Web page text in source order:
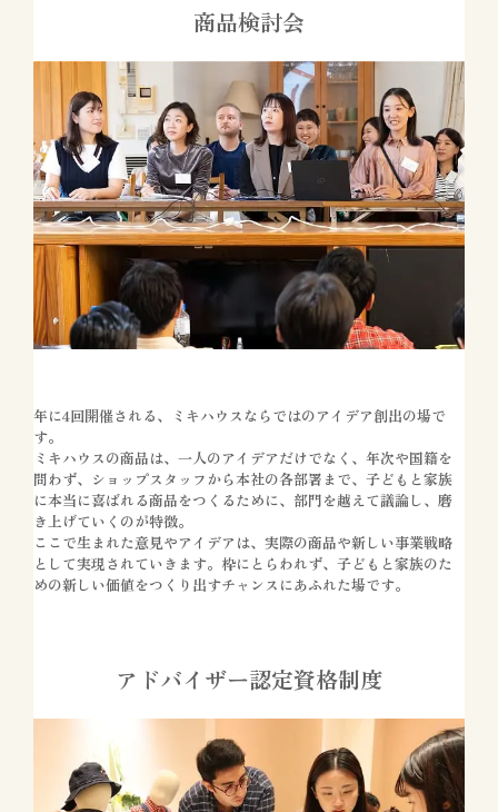
商品検討会
年に4回開催される、ミキハウスならではのアイデア創出の場で
す。
ミキハウスの商品は、一人のアイデアだけでなく、年次や国籍を
問わず、ショップスタッフから本社の各部署まで、子どもと家族
に本当に喜ばれる商品をつくるために、部門を越えて議論し、磨
き上げていくのが特徴。
ここで生まれた意見やアイデアは、実際の商品や新しい事業戦略
として実現されていきます。枠にとらわれず、子どもと家族のた
めの新しい価値をつくり出すチャンスにあふれた場です。
アドバイザー認定資格制度